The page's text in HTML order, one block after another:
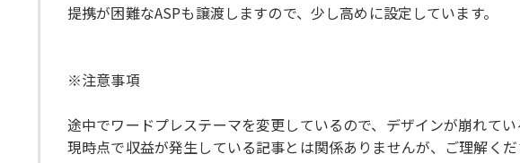
提携が困難なASPも譲渡しますので、少し高めに設定しています。
※注意事項
途中でワードプレステーマを変更しているので、デザインが崩れてい
現時点で収益が発生している記事とは関係ありませんが、ご理解くだ